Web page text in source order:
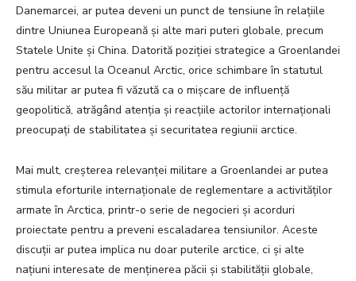
Danemarcei, ar putea deveni un punct de tensiune în relațiile
dintre Uniunea Europeană și alte mari puteri globale, precum
Statele Unite și China. Datorită poziției strategice a Groenlandei
pentru accesul la Oceanul Arctic, orice schimbare în statutul
său militar ar putea fi văzută ca o mișcare de influență
geopolitică, atrăgând atenția și reacțiile actorilor internaționali
preocupați de stabilitatea și securitatea regiunii arctice.
Mai mult, creșterea relevanței militare a Groenlandei ar putea
stimula eforturile internaționale de reglementare a activităților
armate în Arctica, printr-o serie de negocieri și acorduri
proiectate pentru a preveni escaladarea tensiunilor. Aceste
discuții ar putea implica nu doar puterile arctice, ci și alte
națiuni interesate de menținerea păcii și stabilității globale,